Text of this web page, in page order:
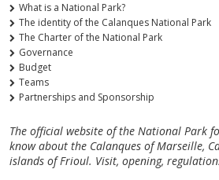
What is a National Park?
The identity of the Calanques National Park
The Charter of the National Park
Governance
Budget
Teams
Partnerships and Sponsorship
The official website of the National Park
know about the Calanques of Marseille,
islands of Frioul. Visit, opening,